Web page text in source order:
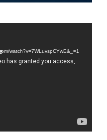
watch?v=7WLuvspCYwE&_=1